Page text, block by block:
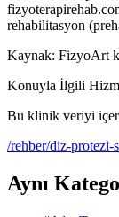
rehabilitasyon
Kaynak: FizyoArt
Konuyla İlgili
Bu klinik veriyi
/rehber/diz-protezi-
Aynı